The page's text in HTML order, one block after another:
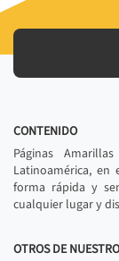
CONTENIDO
Páginas
Latinoamérica,
forma rápida y
cualquier lugar y
OTROS DE